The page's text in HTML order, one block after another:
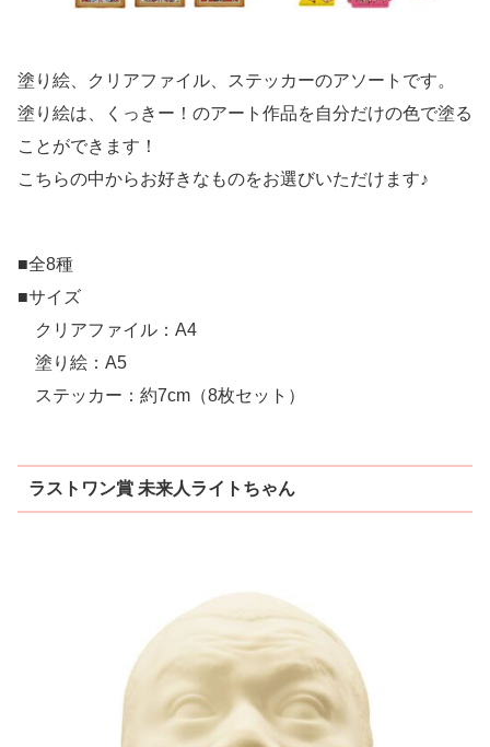
塗り絵、クリアファイル、ステッカーのアソートです。
塗り絵は、くっきー！のアート作品を自分だけの色で塗る
ことができます！
こちらの中からお好きなものをお選びいただけます♪
■全8種
■サイズ
クリアファイル：A4
塗り絵：A5
ステッカー：約7cm（8枚セット）
ラストワン賞 未来⼈ライトちゃん